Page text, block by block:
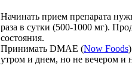
Начинать прием препарата
раза в сутки (500-1000 мг).
состояния.
Принимать DMAE (Now Foods
утром и днем, но не вечером и